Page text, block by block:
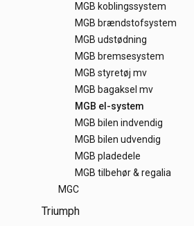
MGB koblingssystem
MGB brændstofsystem
MGB udstødning
MGB bremsesystem
MGB styretøj mv
MGB bagaksel mv
MGB el-system
MGB bilen indvendig
MGB bilen udvendig
MGB pladedele
MGB tilbehør & regalia
MGC
Triumph